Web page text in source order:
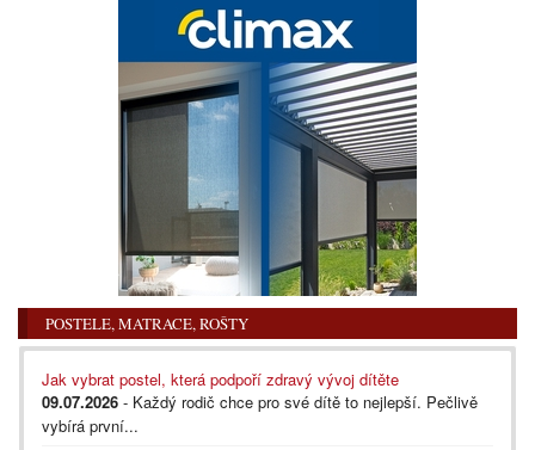
POSTELE, MATRACE, ROŠTY
Jak vybrat postel, která podpoří zdravý vývoj dítěte
09.07.2026 - Každý rodič chce pro své dítě to nejlepší. Pečlivě
vybírá první...